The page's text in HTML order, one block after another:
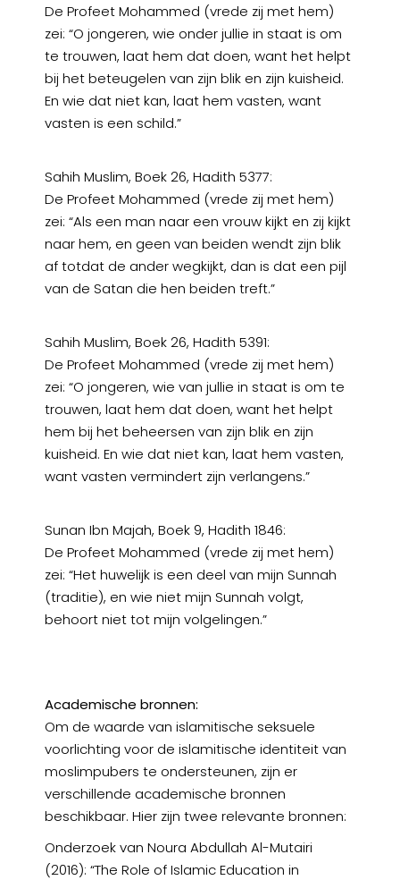
De Profeet Mohammed (vrede zij met hem)
zei: “O jongeren, wie onder jullie in staat is om
te trouwen, laat hem dat doen, want het helpt
bij het beteugelen van zijn blik en zijn kuisheid.
En wie dat niet kan, laat hem vasten, want
vasten is een schild.”
Sahih Muslim, Boek 26, Hadith 5377:
De Profeet Mohammed (vrede zij met hem)
zei: “Als een man naar een vrouw kijkt en zij kijkt
naar hem, en geen van beiden wendt zijn blik
af totdat de ander wegkijkt, dan is dat een pijl
van de Satan die hen beiden treft.”
Sahih Muslim, Boek 26, Hadith 5391:
De Profeet Mohammed (vrede zij met hem)
zei: “O jongeren, wie van jullie in staat is om te
trouwen, laat hem dat doen, want het helpt
hem bij het beheersen van zijn blik en zijn
kuisheid. En wie dat niet kan, laat hem vasten,
want vasten vermindert zijn verlangens.”
Sunan Ibn Majah, Boek 9, Hadith 1846:
De Profeet Mohammed (vrede zij met hem)
zei: “Het huwelijk is een deel van mijn Sunnah
(traditie), en wie niet mijn Sunnah volgt,
behoort niet tot mijn volgelingen.”
Academische bronnen:
Om de waarde van islamitische seksuele
voorlichting voor de islamitische identiteit van
moslimpubers te ondersteunen, zijn er
verschillende academische bronnen
beschikbaar. Hier zijn twee relevante bronnen:
Onderzoek van Noura Abdullah Al-Mutairi
(2016): “The Role of Islamic Education in